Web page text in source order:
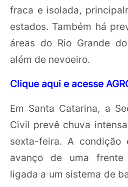
fraca e isolada,
estados. Também há
áreas do Rio Grande
além de nevoeiro.
Clique aqui e acesse
Em Santa Catarina, a
Civil prevê chuva
sexta-feira. A condição
avanço de uma
ligada a um sistema de